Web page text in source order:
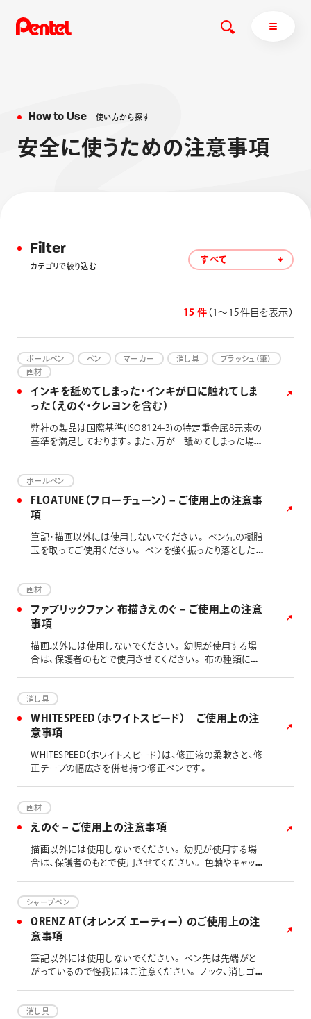
商品を探すトップ
消し具
その他
採用情報
How to Use 使い方から探す
安全に使うための注意事項
Filter
カテゴリで絞り込む
すべて
15 件 （1〜15件目を表示）
ボールペン ペン マーカー 消し具
ブラッシュ（筆）
画材
インキを舐めてしまった・インキが口に触れてしま
った（えのぐ・クレヨンを含む）
弊社の製品は国際基準(ISO8124-3)の特定重金属8元素の
基準を満足しております。また、万が一舐めてしまった場合
医師へご相談ください。 なお、食品向けの製品ではござい
ませんので、口に触れる可能性のある用途にはお薦めして
おりません。 非推奨の筆記対象：食器 布巾 食品用ラッ
プフィルム など
ボールペン
FLOATUNE（フローチューン） – ご使用上の注意事
項
筆記・描画以外には使用しないでください。 ペン先の樹脂
玉を取ってご使用ください。 ペンを強く振ったり落としたり
障の原因となります。 上向き筆記は、書けなくなったりイン
キもれの原因となります。 ご使用後は必ずペン先を収納し
てください。 衣服などにインキが付くと落ちない場合があ
ります。 高温の場所には放置しないでください。 幼児の手
の届かないところに保管してください。 本製品のインキは
油性染料インキとなります。製品の特性上、筆跡が光に長
画材
ファブリックファン 布描きえのぐ – ご使用上の注意
事項
描画以外には使用しないでください。 幼児が使用する場
合は、保護者のもとで使用させてください。 布の種類によ
てください。のどにつまる恐れがあります。 目に入らない
ようご注意ください。もし入った場合は、流水でよく洗って
ください。 えのぐと水は2:1程度で薄めて使うのが最適で
す。えのぐを水で薄めすぎると、耐水性が弱くなったり定着
しにくくなる場合があります。 使用中、えのぐのついた筆は
硬化防止のため、出来る限り水につけておいてください。
つまみ洗いで色を落とします。（乾いていない部分が他に
部分が乾いていないときには、下にタオルなど吸水性の良
い布を当て、綿棒を少し湿らせて染み抜きの要領でトント
ンたたくように色をとります。 ※完全に落ちない場合があ
プをしめてください。 衣服などについた場合は落ちませ
ん。 ドライクリーニングは色落ちする場合があります。 布
の種類や洗濯方法によっては洗濯で落ちやすい場合があり
ます。 直射日光や高温多湿等を避けて保管してください。
消し具
WHITESPEED（ホワイトスピード） ご使用上の注
意事項
WHITESPEED（ホワイトスピード）は、修正液の柔軟さと、修
正テープの幅広さを併せ持つ修正ペンです。
画材
えのぐ – ご使用上の注意事項
描画以外には使用しないでください。 幼児が使用する場
合は、保護者のもとで使用させてください。 色軸やキャップ
飲み込んだり、目に入った時は、すぐに水やぬるま湯で洗い
流して、異常が出た場合は医師にご相談ください。 ご使用
後は容器の口元をよく拭き、必ずキャップ、フタをしめてくだ
さい。 衣類や壁についた時は完全におちない場合があり
ます。 直射日光や高温多湿等を避けて保管してください。
えのぐを出したパレットは、乾燥する前に洗浄をお願い致
やハケ」を利用しての描画を推奨しております。
シャープペン
ORENZ AT（オレンズ エーティー） のご使用上の注
意事項
筆記以外には使用しないでください。 ペン先は先端がと
がっているので怪我にはご注意ください。 ノック、消しゴ
してください。 落下等にご注意ください。故障の原因とな
消し具